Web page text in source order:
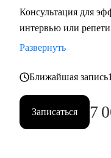
Консультация для
интервью или
Развернуть
Ближайшая запись
Записаться 7